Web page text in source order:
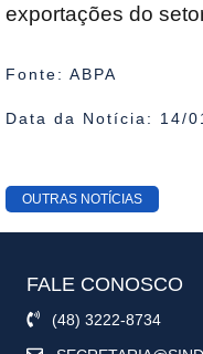
exportações do
Fonte: ABPA
Data da Notícia: 14/
OUTRAS NOTÍCIAS
FALE CONOSCO
(48) 3222-8734